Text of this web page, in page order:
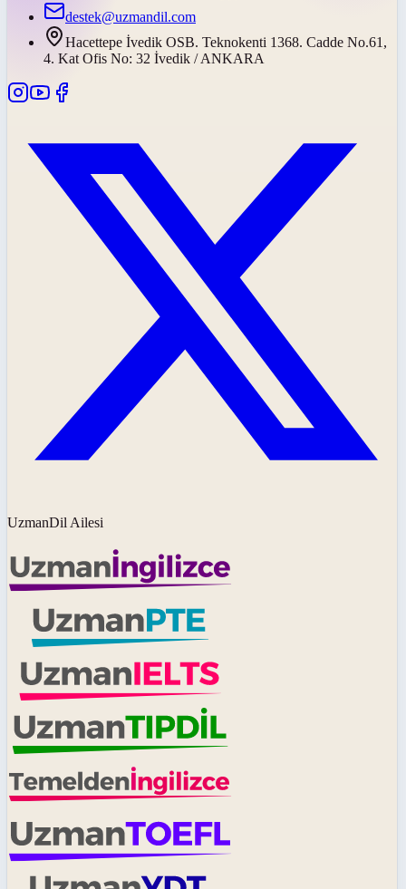
destek@uzmandil.com
Hacettepe İvedik OSB. Teknokenti 1368. Cadde No.61,
4. Kat Ofis No: 32 İvedik / ANKARA
UzmanDil Ailesi